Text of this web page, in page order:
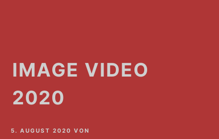
IMAGE VIDEO
2020
5. AUGUST 2020 VON